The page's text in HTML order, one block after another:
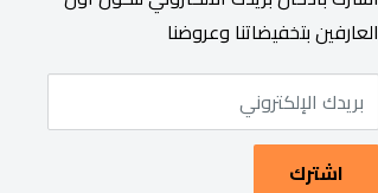
العارفين بتخفيضاتنا وعروضنا
بريدك الإلكتروني
اشترك